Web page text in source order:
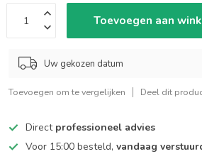
Toevoegen aan
Uw gekozen datum
Toevoegen om te vergelijken Deel dit
Direct professioneel advies
Voor 15:00 besteld, vandaag